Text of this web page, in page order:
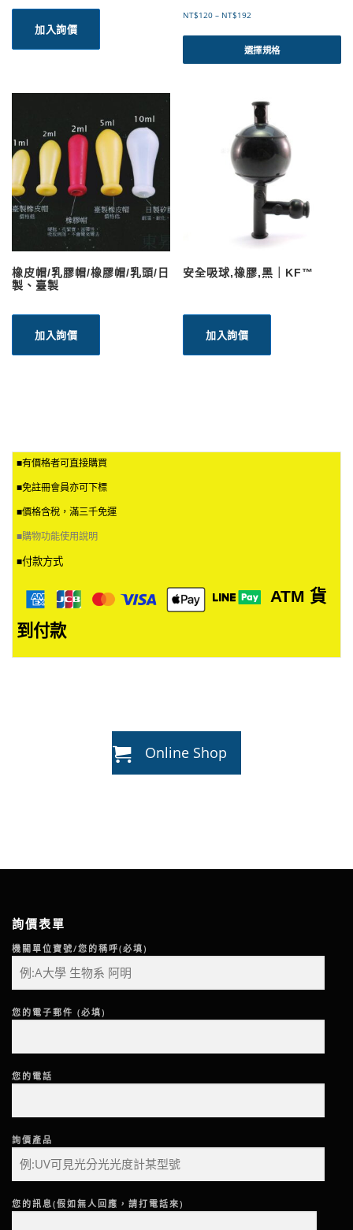
加入詢價
NT$120 – NT$192
圍
$
1
2
到
N
T
$
2
選擇規格
此
品
橡皮帽/乳膠帽/橡膠帽/乳頭/日
製、臺製
加入詢價
安全吸球,橡膠,黑｜KF™
加入詢價
■有價格者可直接購買
■免註冊會員亦可下標
■價格含稅，滿三千免運
■購物功能使用說明
■付款方式
ATM 貨
到付款
Online Shop
詢價表單
機關單位寶號/您的稱呼(必填)
您的電子郵件 (必填)
您的電話
詢價產品
您的訊息(假如無人回應，請打電話來)